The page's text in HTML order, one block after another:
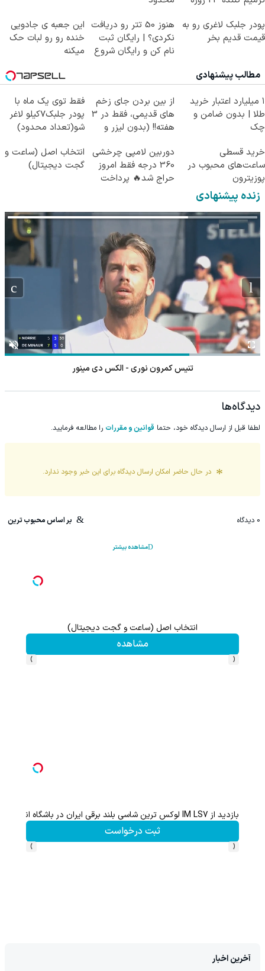
پودر جلبک لاغری رو به
قیمت قدیم بخر
هنوز 50 تتر رو دریافت
نکردی؟ | رایگان ثبت
نام کن و رایگان شروع
این جعبه ی جادویی
خنده رو رو لبات حک
میکنه
مطالب پیشنهادی
۱ میلیارد اعتبار خرید
طلا | بدون ضامن و
چک
از بین بردن جای زخم
های قدیمی، فقط در 3
هفته!! (بدون لیزر و
فقط توی یک ماه با
پودر جلبک7کیلو لاغر
شو(تعداد محدود)
خرید قسطی
ساعت‌های محبوب در
پوزیترون
دوربین لامپی چرخشی
360 درجه فقط امروز
حراج شد🔥 پرداخت
انتخاب اصل (ساعت و
گجت دیجیتال)
زنده پیشنهادی
تنیس کمرون نوری - الکس دی مینور
دیدگاه‌ها
لطفا قبل از ارسال دیدگاه خود، حتما قوانین و مقررات را مطالعه فرمایید.
در حال حاضر امکان ارسال دیدگاه برای این خبر وجود ندارد.
0 دیدگاه بر اساس محبوب ترین
مشاهده بیشتر
انتخاب اصل (ساعت و گجت دیجیتال)
مشاهده
‹
›
بازدید از IM LS7 لوکس ترین شاسی بلند برقی ایران در باشگاه انقلاب
ثبت درخواست
‹
›
آخرین اخبار